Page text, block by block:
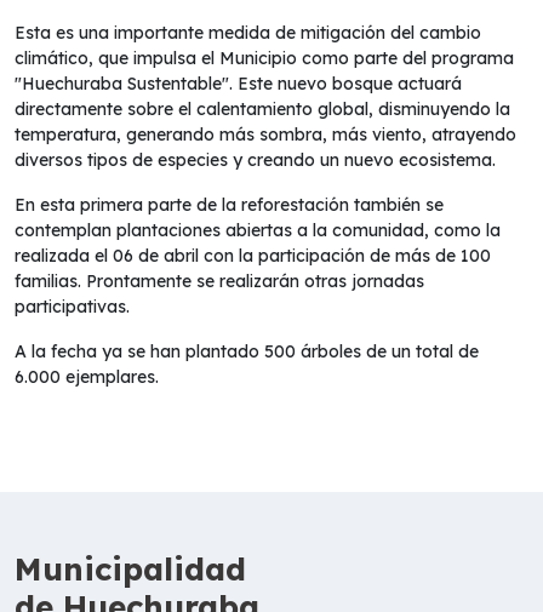
Esta es una importante medida de mitigación del cambio
climático, que impulsa el Municipio como parte del programa
"Huechuraba Sustentable". Este nuevo bosque actuará
directamente sobre el calentamiento global, disminuyendo la
temperatura, generando más sombra, más viento, atrayendo
diversos tipos de especies y creando un nuevo ecosistema.
En esta primera parte de la reforestación también se
contemplan plantaciones abiertas a la comunidad, como la
realizada el 06 de abril con la participación de más de 100
familias. Prontamente se realizarán otras jornadas
participativas.
A la fecha ya se han plantado 500 árboles de un total de
6.000 ejemplares.
Municipalidad